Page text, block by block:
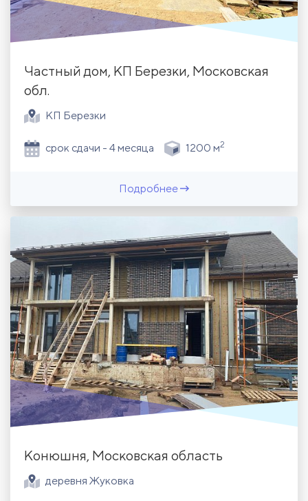
Частный дом, КП Березки, Московская
обл.
КП Березки
срок сдачи - 4 месяца 1200 м2
Подробнее
Конюшня, Московская область
деревня Жуковка